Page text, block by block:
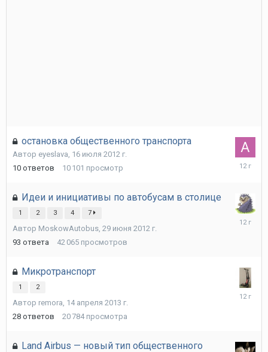
остановка общественного транспорта
Автор eyeslava, 16 июля 2012 г.
10 ответов 10 101 просмотр
17
г.
Идеи и инициативы по автобусам в столице
1 2 3 4 7
Автор MoskowAutobus, 29 июня 2012 г.
93 ответа 42 065 просмотров
Микротранспорт
1 2
Автор remora, 14 апреля 2013 г.
28 ответов 20 784 просмотра
21
Land Airbus — новый тип общественного